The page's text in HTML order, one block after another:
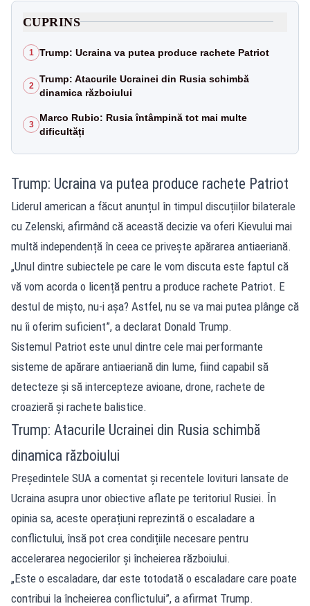
CUPRINS
1 Trump: Ucraina va putea produce rachete Patriot
2
Trump: Atacurile Ucrainei din Rusia schimbă
dinamica războiului
3
Marco Rubio: Rusia întâmpină tot mai multe
dificultăți
Trump: Ucraina va putea produce rachete Patriot
Liderul american a făcut anunțul în timpul discuțiilor bilaterale
cu Zelenski, afirmând că această decizie va oferi Kievului mai
multă independență în ceea ce privește apărarea antiaeriană.
„Unul dintre subiectele pe care le vom discuta este faptul că
vă vom acorda o licență pentru a produce rachete Patriot. E
destul de mișto, nu-i așa? Astfel, nu se va mai putea plânge că
nu îi oferim suficient”, a declarat Donald Trump.
Sistemul Patriot este unul dintre cele mai performante
sisteme de apărare antiaeriană din lume, fiind capabil să
detecteze și să intercepteze avioane, drone, rachete de
croazieră și rachete balistice.
Trump: Atacurile Ucrainei din Rusia schimbă
dinamica războiului
Președintele SUA a comentat și recentele lovituri lansate de
Ucraina asupra unor obiective aflate pe teritoriul Rusiei. În
opinia sa, aceste operațiuni reprezintă o escaladare a
conflictului, însă pot crea condițiile necesare pentru
accelerarea negocierilor și încheierea războiului.
„Este o escaladare, dar este totodată o escaladare care poate
contribui la încheierea conflictului”, a afirmat Trump.